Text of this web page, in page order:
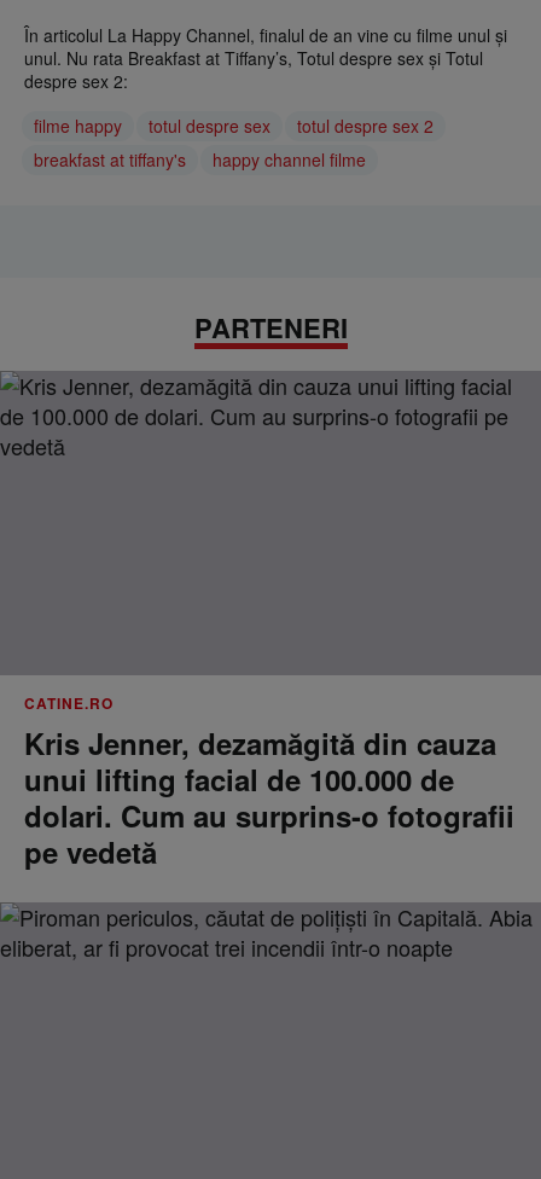
În articolul La Happy Channel, finalul de an vine cu filme unul și
unul. Nu rata Breakfast at Tiffany’s, Totul despre sex și Totul
despre sex 2:
filme happy
totul despre sex
totul despre sex 2
breakfast at tiffany's
happy channel filme
PARTENERI
CATINE.RO
Kris Jenner, dezamăgită din cauza
unui lifting facial de 100.000 de
dolari. Cum au surprins-o fotografii
pe vedetă